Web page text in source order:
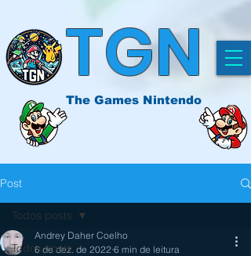
TGN
The Games Nintendo
Post
Todos posts
Todos posts
Andrey Daher Coelho
6 de dez. de 2022 6 min de leitura